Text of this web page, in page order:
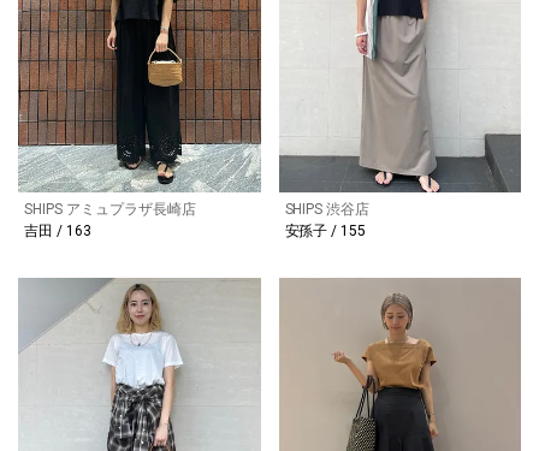
SHIPS アミュプラザ長崎店
吉田 / 163
SHIPS 渋谷店
安孫子 / 155